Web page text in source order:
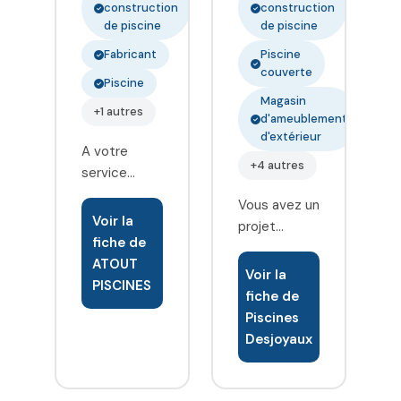
construction
de piscine
Fabricant
Piscine
+1 autres
A votre
service
depuis 1996,
l'entreprise
familiale
Atout
piscines est
composée
(Allier, Puy
Voir la
fiche de
ATOUT
PISCINES
construction
de piscine
Piscine
couverte
Magasin
d'ameublement
d'extérieur
+4 autres
Vous avez un
projet
piscine, un
projet de
rénovation
ou tout
simplement
besoin des
Voir la
fiche de
Piscines
Desjoyaux